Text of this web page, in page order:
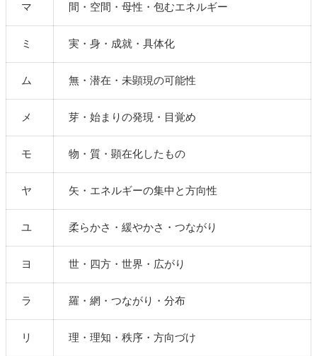
マ 間・空間・母性・包むエネルギー
ミ 実・身・成就・具体化
ム 無・潜在・未顕現の可能性
メ 芽・始まりの発現・目覚め
モ 物・質・顕在化したもの
ヤ 矢・エネルギーの集中と方向性
ユ 柔らかさ・緩やかさ・つながり
ヨ 世・四方・世界・広がり
ラ 羅・網・つながり・分布
リ 理・理知・秩序・方向づけ